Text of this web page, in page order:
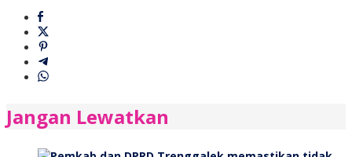
Jangan Lewatkan